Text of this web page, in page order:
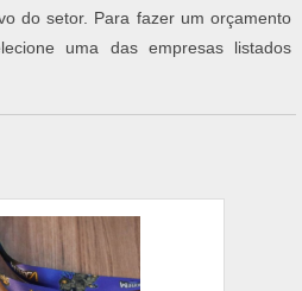
do setor. Para fazer um orçamento
uma das empresas listados